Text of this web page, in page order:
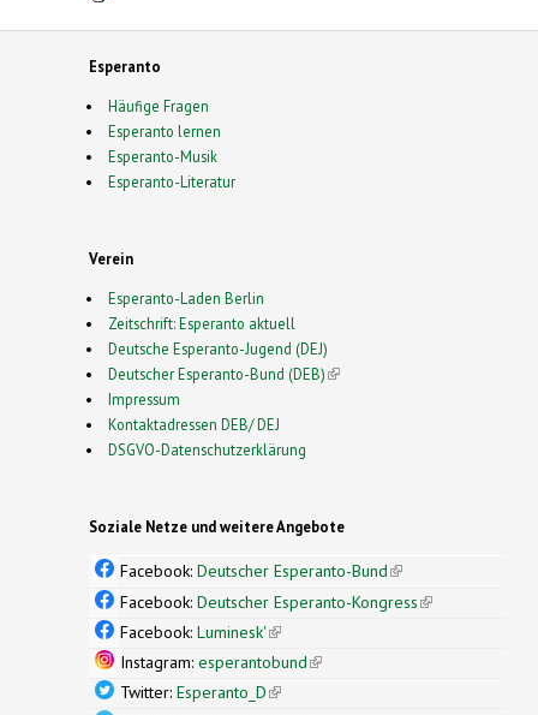
Esperanto
Häufige Fragen
Esperanto lernen
Esperanto-Musik
Esperanto-Literatur
Verein
Esperanto-Laden Berlin
Zeitschrift: Esperanto aktuell
Deutsche Esperanto-Jugend (DEJ)
Deutscher Esperanto-Bund (DEB)(link is external)
Impressum
Kontaktadressen DEB/ DEJ
DSGVO-Datenschutzerklärung
Soziale Netze und weitere Angebote
Facebook: Deutscher Esperanto-Bund(link is
external)
Facebook: Deutscher Esperanto-Kongress(link is
Facebook: Luminesk'(link is external)
Instagram: esperantobund(link is external)
Twitter: Esperanto_D(link is external)